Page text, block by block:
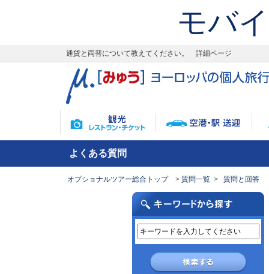
モバ
通貨と両替について教えてください。 詳細ページ
よくある質問
オプショナルツアー総合トップ 質問一覧 質問と回答